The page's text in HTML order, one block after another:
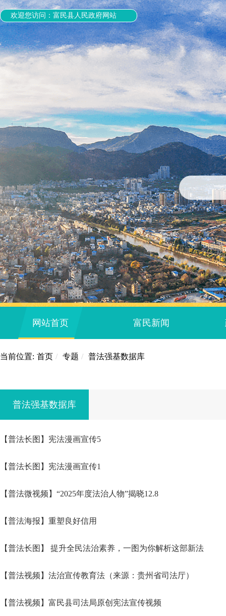
欢迎您访问：富民县人民政府网站
网站首页 富民新闻
当前位置: 首页 / 专题 / 普法强基数据库
普法强基数据库
【普法长图】宪法漫画宣传5
【普法长图】宪法漫画宣传1
【普法微视频】“2025年度法治人物”揭晓12.8
【普法海报】重塑良好信用
【普法长图】 提升全民法治素养，一图为你解析这部新法
【普法视频】法治宣传教育法（来源：贵州省司法厅）
【普法视频】富民县司法局原创宪法宣传视频